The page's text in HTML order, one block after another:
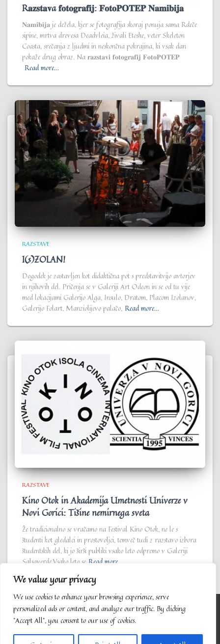
We value your privacy
We use cookies to enhance your browsing experience, serve
personalized ads or content, and analyze our traffic. By clicking
"Accept All", you consent to our use of cookies.
R𝐚𝐳𝐬𝐭𝐚𝐯a 𝐟𝐨𝐭𝐨𝐠𝐫𝐚𝐟𝐢𝐣: 𝐅𝐨𝐭𝐨𝐏𝐎𝐓𝐄𝐏 𝐍𝐚𝐦𝐢𝐛𝐢𝐣𝐚
𝐍𝐚𝐦𝐢𝐛𝐢𝐣𝐚 je dežela, kjer se fotografija skoraj ponuja sama Rdeče
sipine, mrtva drevesa Deadvleia, živali Etoshe, veter Skeleton
Coasta, srečanja z ljudmi in neskončna pokrajina, ki vsak dan
pokaže drug obraz. Na 𝐫𝐚𝐳𝐬𝐭𝐚𝐯𝐢 𝐟𝐨𝐭𝐨𝐠𝐫𝐚𝐟𝐢𝐣 𝐅𝐨𝐭𝐨𝐏𝐎𝐓𝐄𝐏
Read more…
RAZSTAVE
I(s)ZOLAN!
Dogodek je zastavljen kot didaktična pot s predstavitvijo avtorjev
in njihovih del. Pričenja se v Galeriji Art Odeon in se od tu vije
med lokacijami Galerijo Alga, Insulo, Dratom, Placom Izolanov,
Galerijo Folart, Manziolijevo palačo, Read more…
RAZSTAVE
Kino Otok in Akademija Umetnosti Univerze v
Novi Gorici: Tišine nemirnega sveta
Že tradicionalno se vračamo na Festival Kino Otok, ne le s
študenti kot gledalci in prostovoljci, temveč tudi z razstavo izbora
študentskih del, ki jo širši publiki vsako leto odpremo v Galeriji
Salsaverde.Vsako leto se Read more…
BLOG HOME KUD IN GALERIJA SALSAVERDE